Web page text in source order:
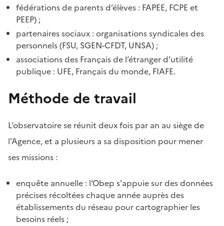
fédérations de parents d’élèves : FAPEE, FCPE et
PEEP) ;
partenaires sociaux : organisations syndicales des
personnels (FSU, SGEN-CFDT, UNSA) ;
associations des Français de l’étranger d’utilité
publique : UFE, Français du monde, FIAFE.
Méthode de travail
L’observatoire se réunit deux fois par an au siège de
l’Agence, et a plusieurs a sa disposition pour mener
ses missions :
enquête annuelle : l’Obep s'appuie sur des données
précises récoltées chaque année auprès des
établissements du réseau pour cartographier les
besoins réels ;